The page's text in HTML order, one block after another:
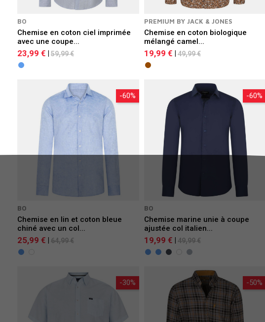
BO
Chemise en coton ciel imprimée
avec une coupe...
23,99 € | 59,99 €
PREMIUM BY JACK & JONES
Chemise en coton biologique
mélangé camel...
19,99 € | 49,99 €
-60%
BO
Chemise en lin et coton bleue
chiné avec un col...
25,99 € 64,99 €
-60%
BO
Chemise marine unie à coupe
ajustée col italien...
19,99 € 49,99 €
-30% -50%